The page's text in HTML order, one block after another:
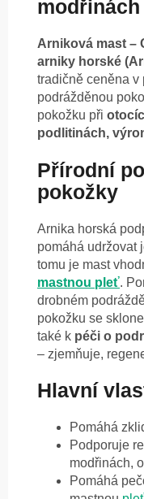
Arniková mast –
arniky horské
tradičně ceněna v
podrážděnou
pokožku při
podlitinách,
Přírodní
pokožky
Arnika horská
pomáhá udržovat
tomu je mast
mastnou pleť.
drobném
pokožku se
také k péči o
– zjemňuje,
Hlavní
Pomáhá
Podporuje
modřinách,
Pomáhá